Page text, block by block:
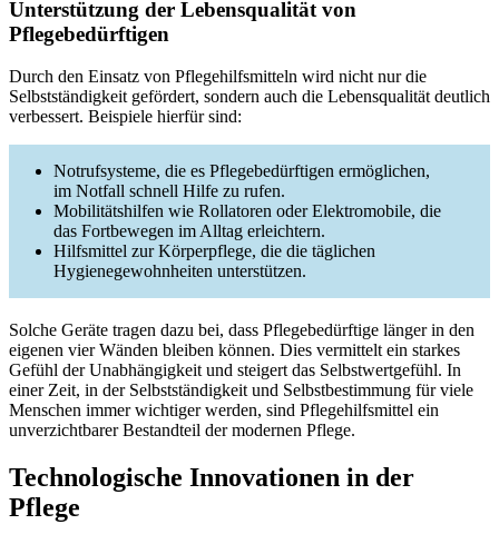
Unterstützung der Lebensqualität von
Pflegebedürftigen
Durch den Einsatz von Pflegehilfsmitteln wird nicht nur die
Selbstständigkeit gefördert, sondern auch die Lebensqualität deutlich
verbessert. Beispiele hierfür sind:
Notrufsysteme, die es Pflegebedürftigen ermöglichen,
im Notfall schnell Hilfe zu rufen.
Mobilitätshilfen wie Rollatoren oder Elektromobile, die
das Fortbewegen im Alltag erleichtern.
Hilfsmittel zur Körperpflege, die die täglichen
Hygienegewohnheiten unterstützen.
Solche Geräte tragen dazu bei, dass Pflegebedürftige länger in den
eigenen vier Wänden bleiben können. Dies vermittelt ein starkes
Gefühl der Unabhängigkeit und steigert das Selbstwertgefühl. In
einer Zeit, in der Selbstständigkeit und Selbstbestimmung für viele
Menschen immer wichtiger werden, sind Pflegehilfsmittel ein
unverzichtbarer Bestandteil der modernen Pflege.
Technologische Innovationen in der
Pflege